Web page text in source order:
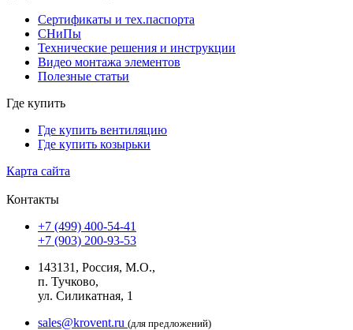
Сертификаты и тех.паспорта
СНиПы
Технические решения и инструкции
Видео монтажа элементов
Полезные статьи
Где купить
Где купить вентиляцию
Где купить козырьки
Карта сайта
Контакты
+7 (499) 400-54-41
+7 (903) 200-93-53
143131, Россия, М.О.,
п. Тучково,
ул. Силикатная, 1
sales@krovent.ru (для предложений)